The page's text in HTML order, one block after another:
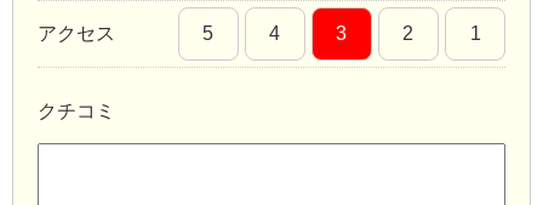
アクセス 5 4 3 2 1
クチコミ